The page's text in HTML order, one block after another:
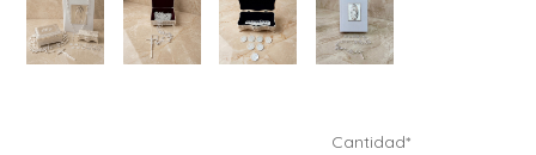
Cantidad*